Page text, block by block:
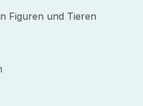
Figuren und Tieren